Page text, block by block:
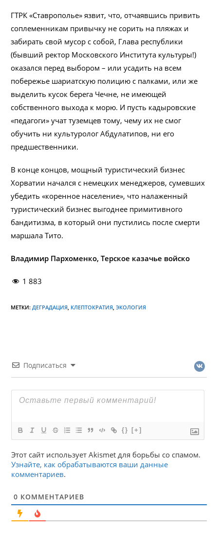
ГТРК «Ставрополье» язвит, что, отчаявшись привить
соплеменникам привычку не сорить на пляжах и
забирать свой мусор с собой, Глава республики
(бывший ректор Московского Института культуры!)
оказался перед выбором – или усадить на всем
побережье шариатскую полицию с палками, или же
выделить кусок берега Чечне, не имеющей
собственного выхода к морю. И пусть кадыровские
«педагоги» учат туземцев тому, чему их не смог
обучить ни культуролог Абдулатипов, ни его
предшественники.
В конце концов, мощный туристический бизнес
Хорватии начался с немецких менеджеров, сумевших
убедить «коренное население», что налаженный
туристический бизнес выгоднее примитивного
бандитизма, в который они пустились после смерти
маршала Тито.
Владимир Пархоменко, Терское казачье войско
1 883
МЕТКИ:ДЕГРАДАЦИЯ, КЛЕПТОКРАТИЯ, ЭКОЛОГИЯ
Подписаться
{} [+]
Этот сайт использует Akismet для борьбы со спамом.
Узнайте, как обрабатываются ваши данные
комментариев.
0 КОММЕНТАРИЕВ